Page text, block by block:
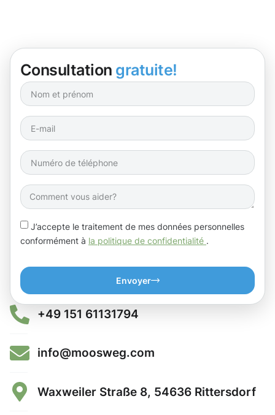
Consultation gratuite!
J’accepte le traitement de mes données personnelles
conformément à la politique de confidentialité .
Envoyer
+49 151 61131794
info@moosweg.com
Waxweiler Straße 8, 54636 Rittersdorf